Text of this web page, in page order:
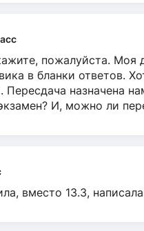
пожалуйста. Моя
в бланки ответов.
Пересдача назначена
И, можно ли
вместо 13.3,